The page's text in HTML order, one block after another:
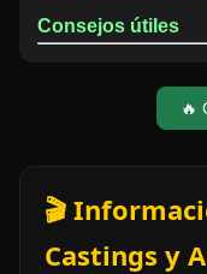
Consejos útiles
🔥
🎬
Castings y